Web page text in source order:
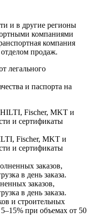
и в другие регионы
компаниями
компания
продаж.
легального
и паспорта на
Fischer, MKT и
и сертификаты
заказов,
в день заказа.